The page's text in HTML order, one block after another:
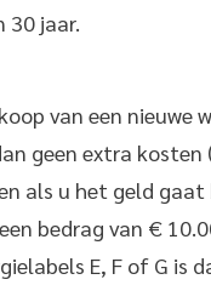
30 jaar.
van een nieuwe
geen extra
als u het geld
bedrag van €
E, F of G is